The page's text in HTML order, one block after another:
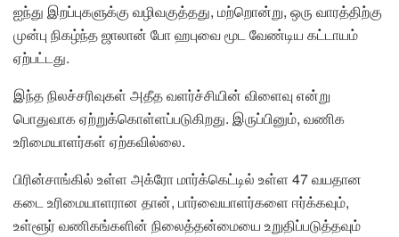
ஐந்து இறப்புகளுக்கு வழிவகுத்தது, மற்றொன்று, ஒரு வாரத்திற்கு
முன்பு நிகழ்ந்த ஜாலான் போ ஹபுவை மூட வேண்டிய கட்டாயம்
ஏற்பட்டது.
இந்த நிலச்சரிவுகள் அதீத வளர்ச்சியின் விளைவு என்று
பொதுவாக ஏற்றுக்கொள்ளப்படுகிறது. இருப்பினும், வணிக
உரிமையாளர்கள் ஏற்கவில்லை.
பிரின்சாங்கில் உள்ள அக்ரோ மார்க்கெட்டில் உள்ள 47 வயதான
கடை உரிமையாளரான தான், பார்வையாளர்களை ஈர்க்கவும்,
உள்ளூர் வணிகங்களின் நிலைத்தன்மையை உறுதிப்படுத்தவும்